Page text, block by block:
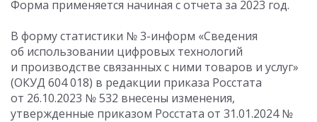
Форма применяется начиная с отчета за 2023 год.
В форму статистики № 3-информ «Сведения
об использовании цифровых технологий
и производстве связанных с ними товаров и услуг»
(ОКУД 604 018) в редакции приказа Росстата
от 26.10.2023 № 532 внесены изменения,
утвержденные приказом Росстата от 31.01.2024№